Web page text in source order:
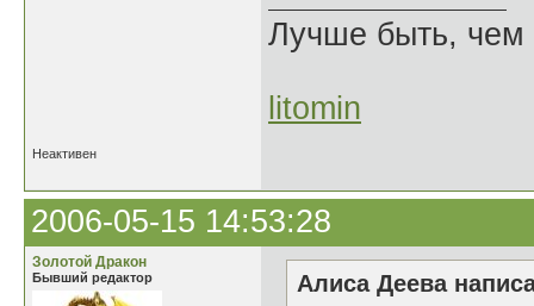
Лучше быть, чем
litomin
Неактивен
2006-05-15 14:53:28
Золотой Дракон
Бывший редактор
Алиса Деева